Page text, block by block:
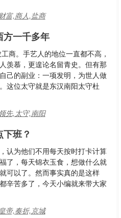
富,商人,盐商
方一千多年
商。手艺人的地位一直都不高，
羡慕，更遑论名留青史。但有那
己的副业：一项发明，为世人做
这位太守就是东汉南阳太守杜
先,太守,南阳
班？
认为他们不用每天按时打卡计算
了，每天锦衣玉食，想做什么就
可以了。然而事实真的是这样
辛苦多了，今天小编就来带大家
帝,奏折,京城